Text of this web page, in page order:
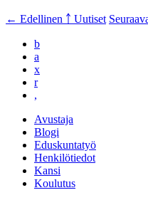
← Edellinen ￪ Uutiset
b
a
x
r
,
Avustaja
Blogi
Eduskuntatyö
Henkilötiedot
Kansi
Koulutus